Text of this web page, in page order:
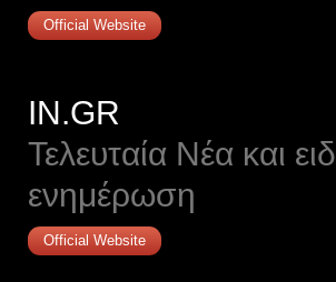
Official Website
IN.GR
Τελευταία Νέα και
ενημέρωση
Official Website